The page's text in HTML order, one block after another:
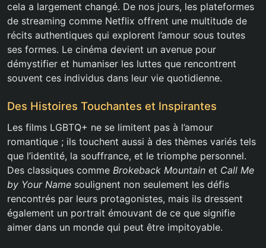
cela a largement changé. De nos jours, les plateformes
de streaming comme Netflix offrent une multitude de
récits authentiques qui explorent l’amour sous toutes
ses formes. Le cinéma devient un avenue pour
démystifier et humaniser les luttes que rencontrent
souvent ces individus dans leur vie quotidienne.
Des Histoires Touchantes et Inspirantes
Les films LGBTQ+ ne se limitent pas à l’amour
romantique ; ils touchent aussi à des thèmes variés tels
que l’identité, la souffrance, et le triomphe personnel.
Des classiques comme Brokeback Mountain et Call Me
by Your Name soulignent non seulement les défis
rencontrés par leurs protagonistes, mais ils dressent
également un portrait émouvant de ce que signifie
aimer dans un monde qui peut être impitoyable.